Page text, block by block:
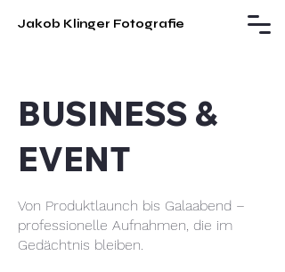
Jakob Klinger Fotografie
BUSINESS &
EVENT
Von Produktlaunch bis Galaabend –
professionelle Aufnahmen, die im
Gedächtnis bleiben.